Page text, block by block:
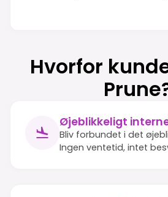
Hvorfor
Øjeblikkeligt
Bliv forbundet i det
Ingen ventetid, intet